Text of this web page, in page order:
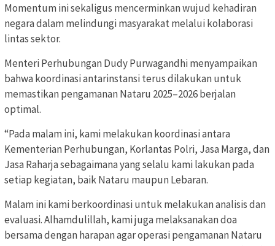
Momentum ini sekaligus mencerminkan wujud kehadiran
negara dalam melindungi masyarakat melalui kolaborasi
lintas sektor.
Menteri Perhubungan Dudy Purwagandhi menyampaikan
bahwa koordinasi antarinstansi terus dilakukan untuk
memastikan pengamanan Nataru 2025–2026 berjalan
optimal.
“Pada malam ini, kami melakukan koordinasi antara
Kementerian Perhubungan, Korlantas Polri, Jasa Marga, dan
Jasa Raharja sebagaimana yang selalu kami lakukan pada
setiap kegiatan, baik Nataru maupun Lebaran.
Malam ini kami berkoordinasi untuk melakukan analisis dan
evaluasi. Alhamdulillah, kami juga melaksanakan doa
bersama dengan harapan agar operasi pengamanan Nataru